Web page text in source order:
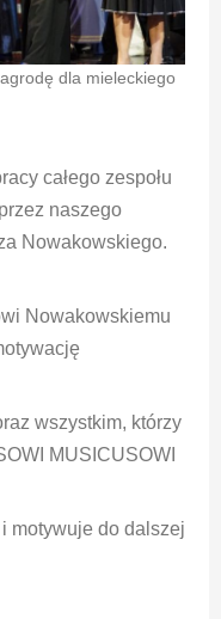
dla mieleckiego
całego zespołu
naszego
Nowakowskiego.
Nowakowskiemu
wszystkim, którzy
MUSICUSOWI
motywuje do dalszej